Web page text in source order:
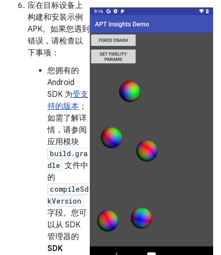
应在目标设备上
构建和安装示例
APK。如果您遇到
错误，请检查以
下事项：
您拥有的
Android
SDK 为受支
持的版本 ；
如需了解详
情，请参阅
应用模块
build.gra
dle 文件中
的
compileSd
kVersion
字段。您可
以从 SDK
管理器的
SDK